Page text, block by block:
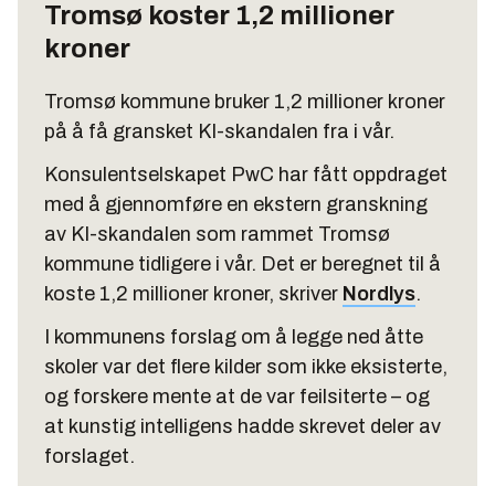
Tromsø koster 1,2 millioner
kroner
Tromsø kommune bruker 1,2 millioner kroner
på å få gransket KI-skandalen fra i vår.
Konsulentselskapet PwC har fått oppdraget
med å gjennomføre en ekstern granskning
av KI-skandalen som rammet Tromsø
kommune tidligere i vår. Det er beregnet til å
koste 1,2 millioner kroner, skriver Nordlys.
I kommunens forslag om å legge ned åtte
skoler var det flere kilder som ikke eksisterte,
og forskere mente at de var feilsiterte – og
at kunstig intelligens hadde skrevet deler av
forslaget.